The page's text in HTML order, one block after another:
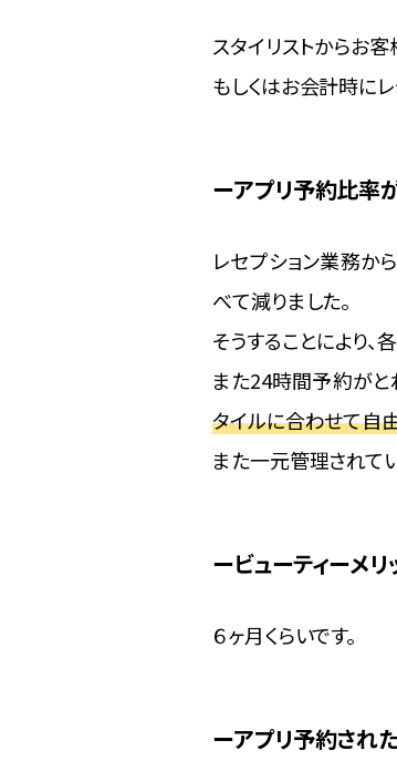
スタイリストからお
もしくはお会計時に
アプリ予約比率
レセプション業務か
べて減りました。
そうすることにより
また24時間予約がと
タイルに合わせて自
また一元管理されて
ビューティーメ
６ヶ月くらいです。
アプリ予約され